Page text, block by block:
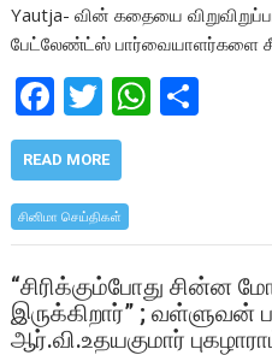
Yautja- வின் கதையை
பேட்லேண்ட்ஸ் பார்வையாளர்களை
F
ac
e
b
o
o
k
T
w
itt
er
W
A
p
p
READ MORE
சினிமா செய்திகள்
“சிரிக்கும்போது சின்ன
இருக்கிறார்” ; வள்ளுவன்
ஆர்.வி.உதயகுமார்